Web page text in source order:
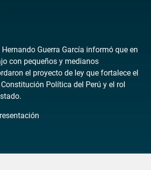
Guerra García informó que en
con pequeños y medianos
el proyecto de ley que fortalece el
Política del Perú y el rol